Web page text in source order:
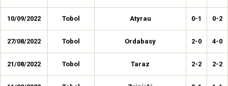
10/09/2022 Tobol Atyrau 0-1 0-2
27/08/2022 Tobol Ordabasy 2-0 4-0
21/08/2022 Tobol Taraz 2-2 2-2